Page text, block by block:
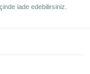
Teknoloji
iade edebilirsiniz.